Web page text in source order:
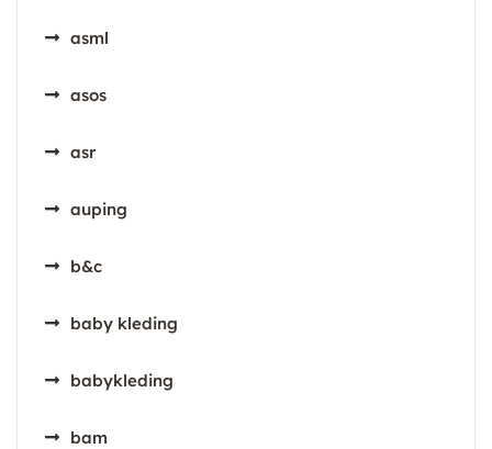
asml
asos
asr
auping
b&c
baby kleding
babykleding
bam